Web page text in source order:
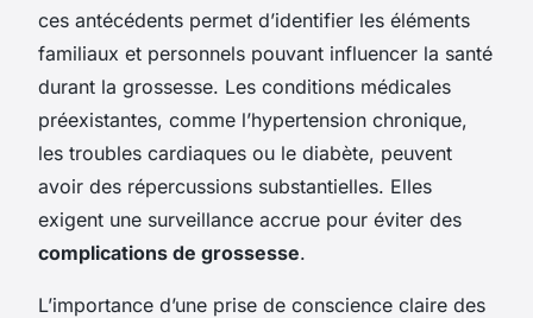
ces antécédents permet d’identifier les éléments
familiaux et personnels pouvant influencer la santé
durant la grossesse. Les conditions médicales
préexistantes, comme l’hypertension chronique,
les troubles cardiaques ou le diabète, peuvent
avoir des répercussions substantielles. Elles
exigent une surveillance accrue pour éviter des
complications de grossesse.
L’importance d’une prise de conscience claire des